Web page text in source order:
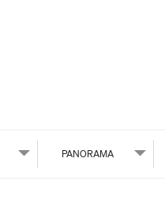
PANORAMA